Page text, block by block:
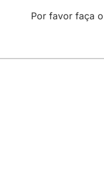
Por favor faça